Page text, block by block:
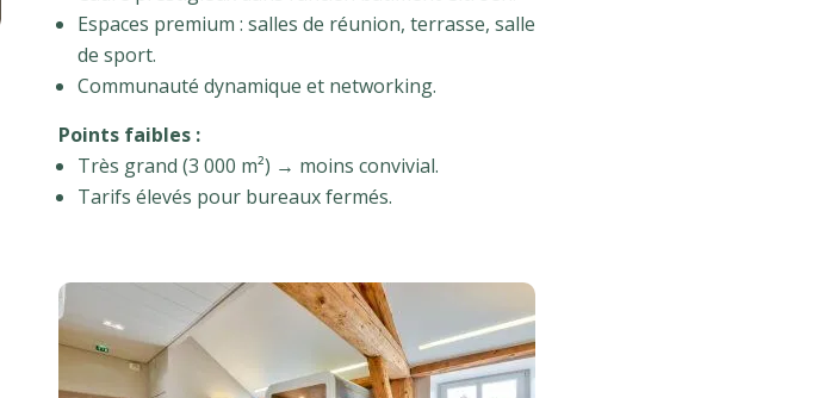
Espaces premium : salles de réunion, terrasse, salle
de sport.
Communauté dynamique et networking.
Points faibles :
Très grand (3 000 m²) → moins convivial.
Tarifs élevés pour bureaux fermés.